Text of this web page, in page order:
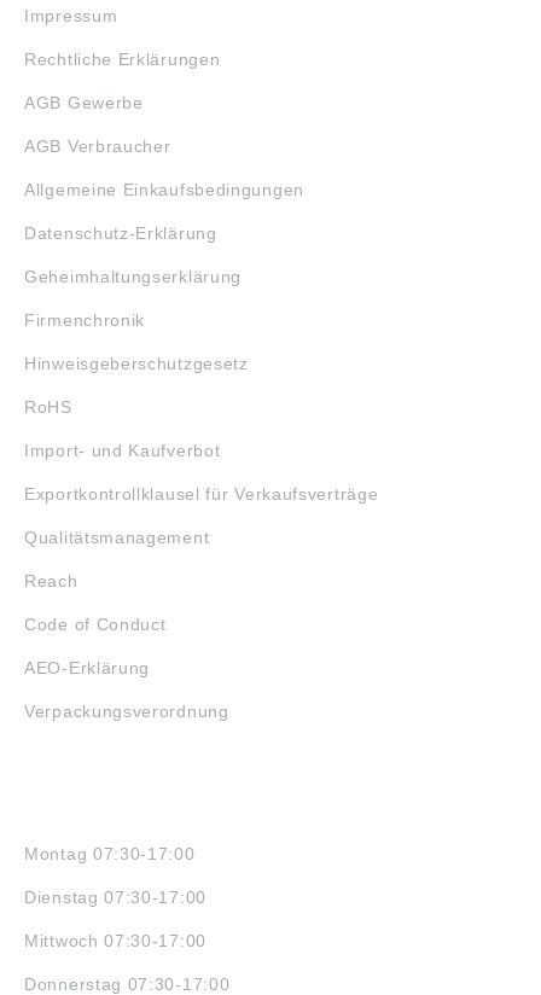
Impressum
Rechtliche Erklärungen
AGB Gewerbe
AGB Verbraucher
Allgemeine Einkaufsbedingungen
Datenschutz-Erklärung
Geheimhaltungserklärung
Firmenchronik
Hinweisgeberschutzgesetz
RoHS
Import- und Kaufverbot
Exportkontrollklausel für Verkaufsverträge
Qualitätsmanagement
Reach
Code of Conduct
AEO-Erklärung
Verpackungsverordnung
Montag 07:30-17:00
Dienstag 07:30-17:00
Mittwoch 07:30-17:00
Donnerstag 07:30-17:00